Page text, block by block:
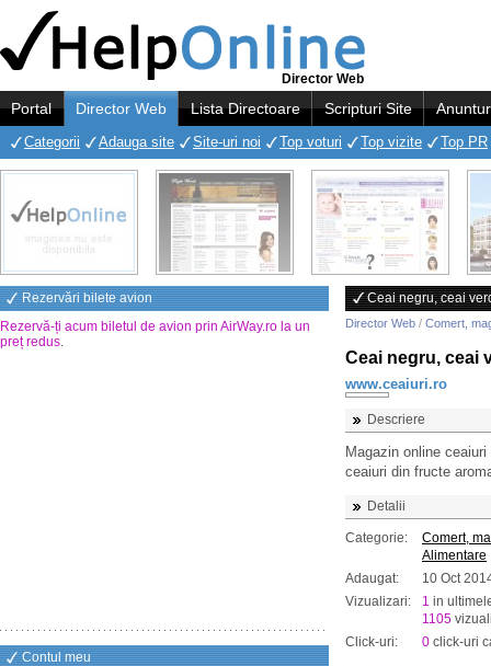
Director Web
Portal Director Web Lista Directoare Scripturi Site
Categorii Adauga site Site-uri noi Top voturi Top vizite Top PR
Rezervări bilete avion
Rezervă-ți acum biletul de avion prin AirWay.ro la un
preț redus.
Contul meu
Ceai negru, ceai
Director Web / Comert,
Ceai negru, ceai
www.ceaiuri.ro
Descriere
Magazin online
ceaiuri din fructe
Detalii
Categorie:
Comert,
Alimentare
Adaugat:
10 Oct
Vizualizari:
1 in
1105
Click-uri:
0 click-uri